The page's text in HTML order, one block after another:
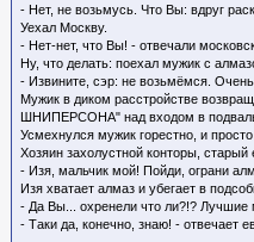
- Нет, не возьмусь. Что Вы: вдруг
Уехал Москву.
- Нет-нет, что Вы! - отвечали
Ну, что делать: поехал мужик с
- Извините, сэр: не возьмёмся.
Мужик в диком расстройстве
ШНИПЕРСОНА" над входом в
Усмехнулся мужик горестно, и
Хозяин захолустной конторы, старый
- Изя, мальчик мой! Пойди, ограни
Изя хватает алмаз и убегает в
- Да Вы... охренели что ли?!?
- Таки да, конечно, знаю! -